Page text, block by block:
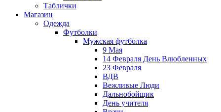
Таблички
Магазин
Одежда
Футболки
Мужская футболка
9 Мая
14 Февраля День Влюбленных
23 Февраля
ВДВ
Вежливые Люди
Дальнобойщик
День учителя